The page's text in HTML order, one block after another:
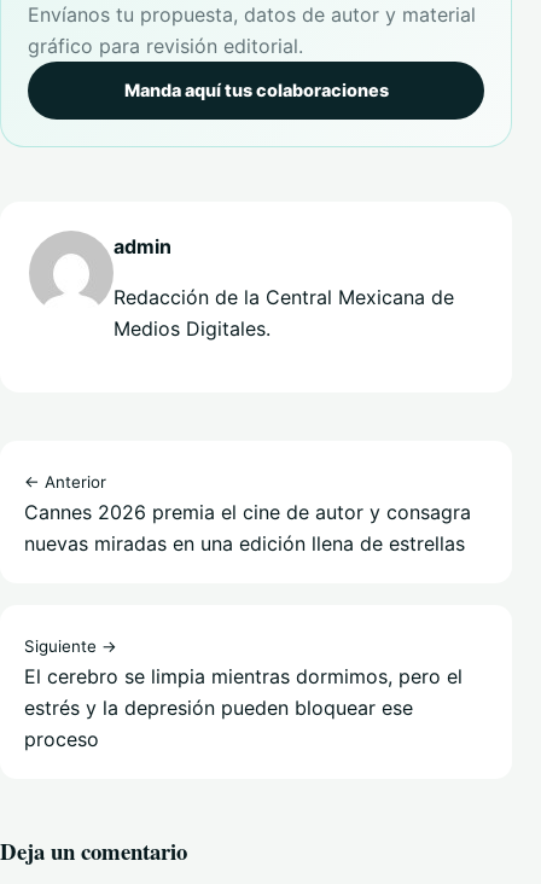
Envíanos tu propuesta, datos de autor y material
gráfico para revisión editorial.
Manda aquí tus colaboraciones
admin
Redacción de la Central Mexicana de
Medios Digitales.
← Anterior
Cannes 2026 premia el cine de autor y consagra
nuevas miradas en una edición llena de estrellas
Siguiente →
El cerebro se limpia mientras dormimos, pero el
estrés y la depresión pueden bloquear ese
proceso
Deja un comentario